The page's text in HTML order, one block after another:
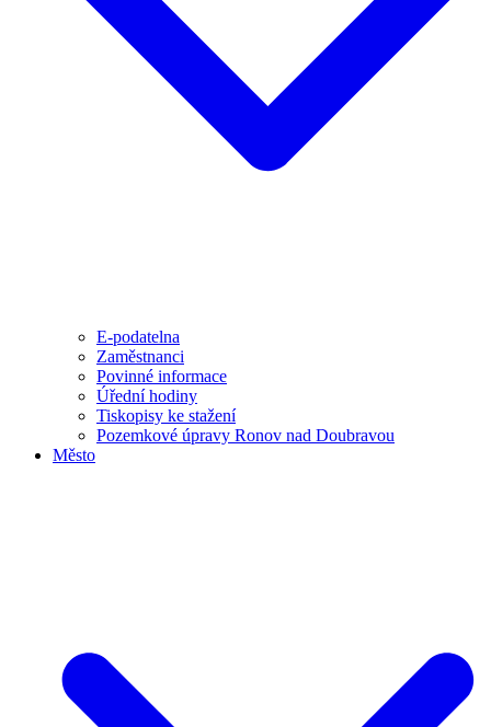
E-podatelna
Zaměstnanci
Povinné informace
Úřední hodiny
Tiskopisy ke stažení
Pozemkové úpravy Ronov nad Doubravou
Město